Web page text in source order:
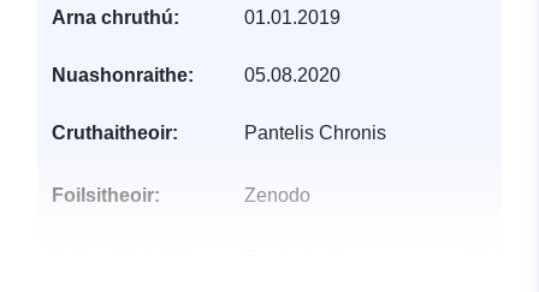
Arna chruthú: 01.01.2019
Nuashonraithe: 05.08.2020
Cruthaitheoir: Pantelis Chronis
Foilsitheoir: Zenodo